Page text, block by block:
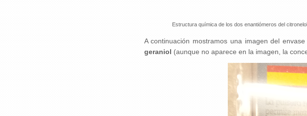
Estructura química de los dos enantiómeros del citronelol,
A continuación mostramos una imagen del
geraniol (aunque no aparece en la imagen, la